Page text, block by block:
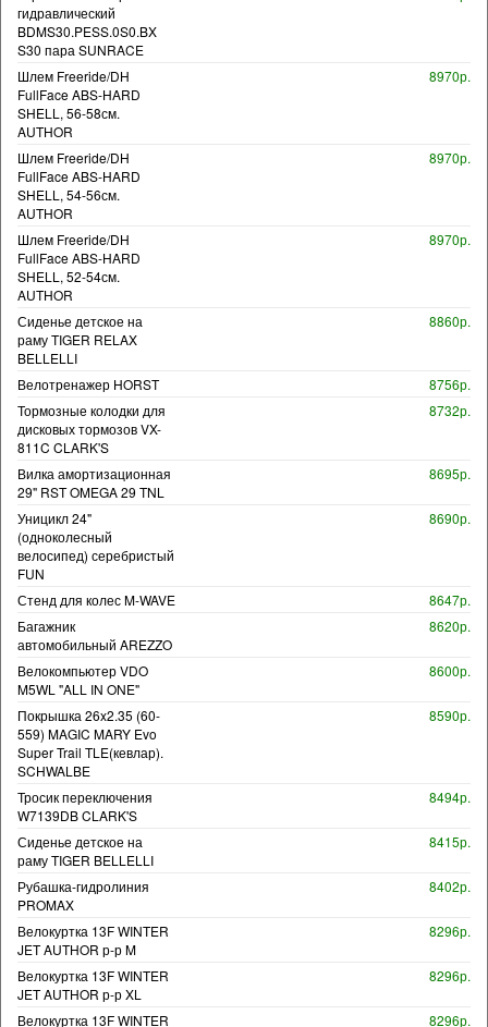
гидравлический
BDMS30.PESS.0S0.BX
S30 пара SUNRACE
Шлем Freeride/DH
FullFace ABS-HARD
SHELL, 56-58см.
AUTHOR
8970р.
Шлем Freeride/DH
FullFace ABS-HARD
SHELL, 54-56см.
AUTHOR
8970р.
Шлем Freeride/DH
FullFace ABS-HARD
SHELL, 52-54см.
AUTHOR
8970р.
Сиденье детское на
раму TIGER RELAX
BELLELLI
8860р.
Велотренажер HORST
8756р.
Тормозные колодки для
дисковых тормозов VX-
811C CLARK'S
8732р.
Вилка амортизационная
29" RST OMEGA 29 TNL
8695р.
Уницикл 24"
(одноколесный
велосипед) серебристый
FUN
8690р.
Стенд для колес M-WAVE
8647р.
Багажник
автомобильный AREZZO
8620р.
Велокомпьютер VDO
M5WL "ALL IN ONE"
8600р.
Покрышка 26x2.35 (60-
559) MAGIC MARY Evo
Super Trail TLE(кевлар).
SCHWALBE
8590р.
Тросик переключения
W7139DB CLARK'S
8494р.
Сиденье детское на
раму TIGER BELLELLI
8415р.
Рубашка-гидролиния
PROMAX
8402р.
Велокуртка 13F WINTER
JET AUTHOR р-р M
8296р.
Велокуртка 13F WINTER
JET AUTHOR р-р XL
8296р.
Велокуртка 13F WINTER 8296р.